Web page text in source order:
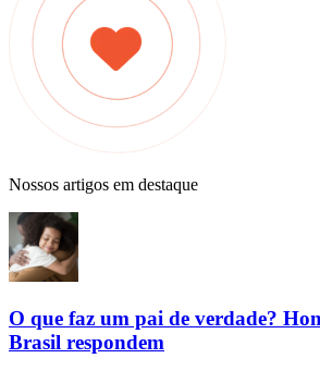
Nossos artigos em destaque
O que faz um pai de verdade?
Brasil respondem